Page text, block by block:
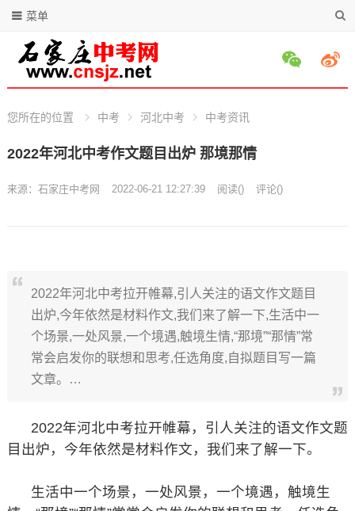
菜单
您所在的位置 中考 河北中考 中考资讯
2022年河北中考作文题目出炉 那境那情
来源： 石家庄中考网 2022-06-21 12:27:39 阅读() 评论()
2022年河北中考拉开帷幕,引人关注的语文作文题目
出炉,今年依然是材料作文,我们来了解一下,生活中一
个场景,一处风景,一个境遇,触境生情,“那境”“那情”常
常会启发你的联想和思考,任选角度,自拟题目写一篇
文章。…
2022年河北中考拉开帷幕，引人关注的语文作文题
目出炉，今年依然是材料作文，我们来了解一下。
生活中一个场景，一处风景，一个境遇，触境生